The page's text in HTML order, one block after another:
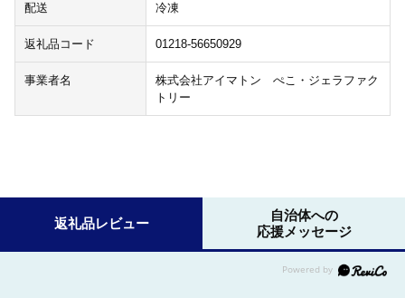
配送 冷凍
返礼品コード 01218-56650929
事業者名
株式会社アイマトン ぺこ・ジェラファク
トリー
返礼品レビュー
自治体への
応援メッセージ